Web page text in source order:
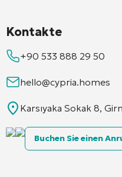
Kontakte
+90 533 888 29 50
hello@cypria.homes
Karsıyaka Sokak 8,
Buchen Sie einen